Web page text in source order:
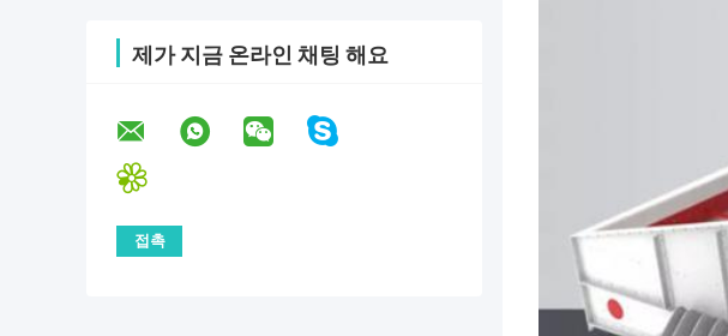
제가 지금 온라인 채팅 해요